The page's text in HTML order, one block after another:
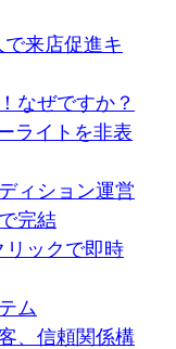
来店促進キ
なぜですか？
ライトを非表
ィション運営
完結
リックで即時
ム
、信頼関係構